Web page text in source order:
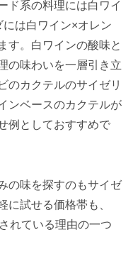
ド系の料理には白ワイ
は白ワイン×オレン
す。白ワインの酸味と
の味わいを一層引き立
のカクテルのサイゼリ
ンベースのカクテルが
例としておすすめで
の味を探すのもサイゼ
に試せる価格帯も、
れている理由の一つ